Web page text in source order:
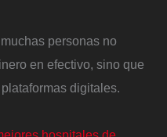
personas no
en efectivo, sino que
digitales.